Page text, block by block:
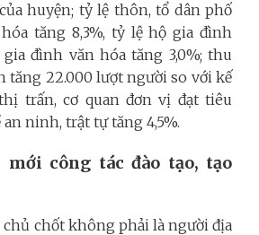
huyện; tỷ lệ thôn, tổ dân phố
tăng 8,3%, tỷ lệ hộ gia đình
đình văn hóa tăng 3,0%; thu
tăng 22.000 lượt người so với kế
trấn, cơ quan đơn vị đạt tiêu
ninh, trật tự tăng 4,5%.
mới công tác đào tạo, tạo
chủ chốt không phải là người địa